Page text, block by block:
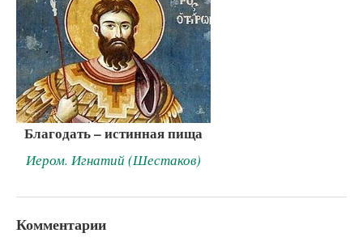
Благодать – истинная пища
Иером. Игнатий (Шестаков)
Комментарии